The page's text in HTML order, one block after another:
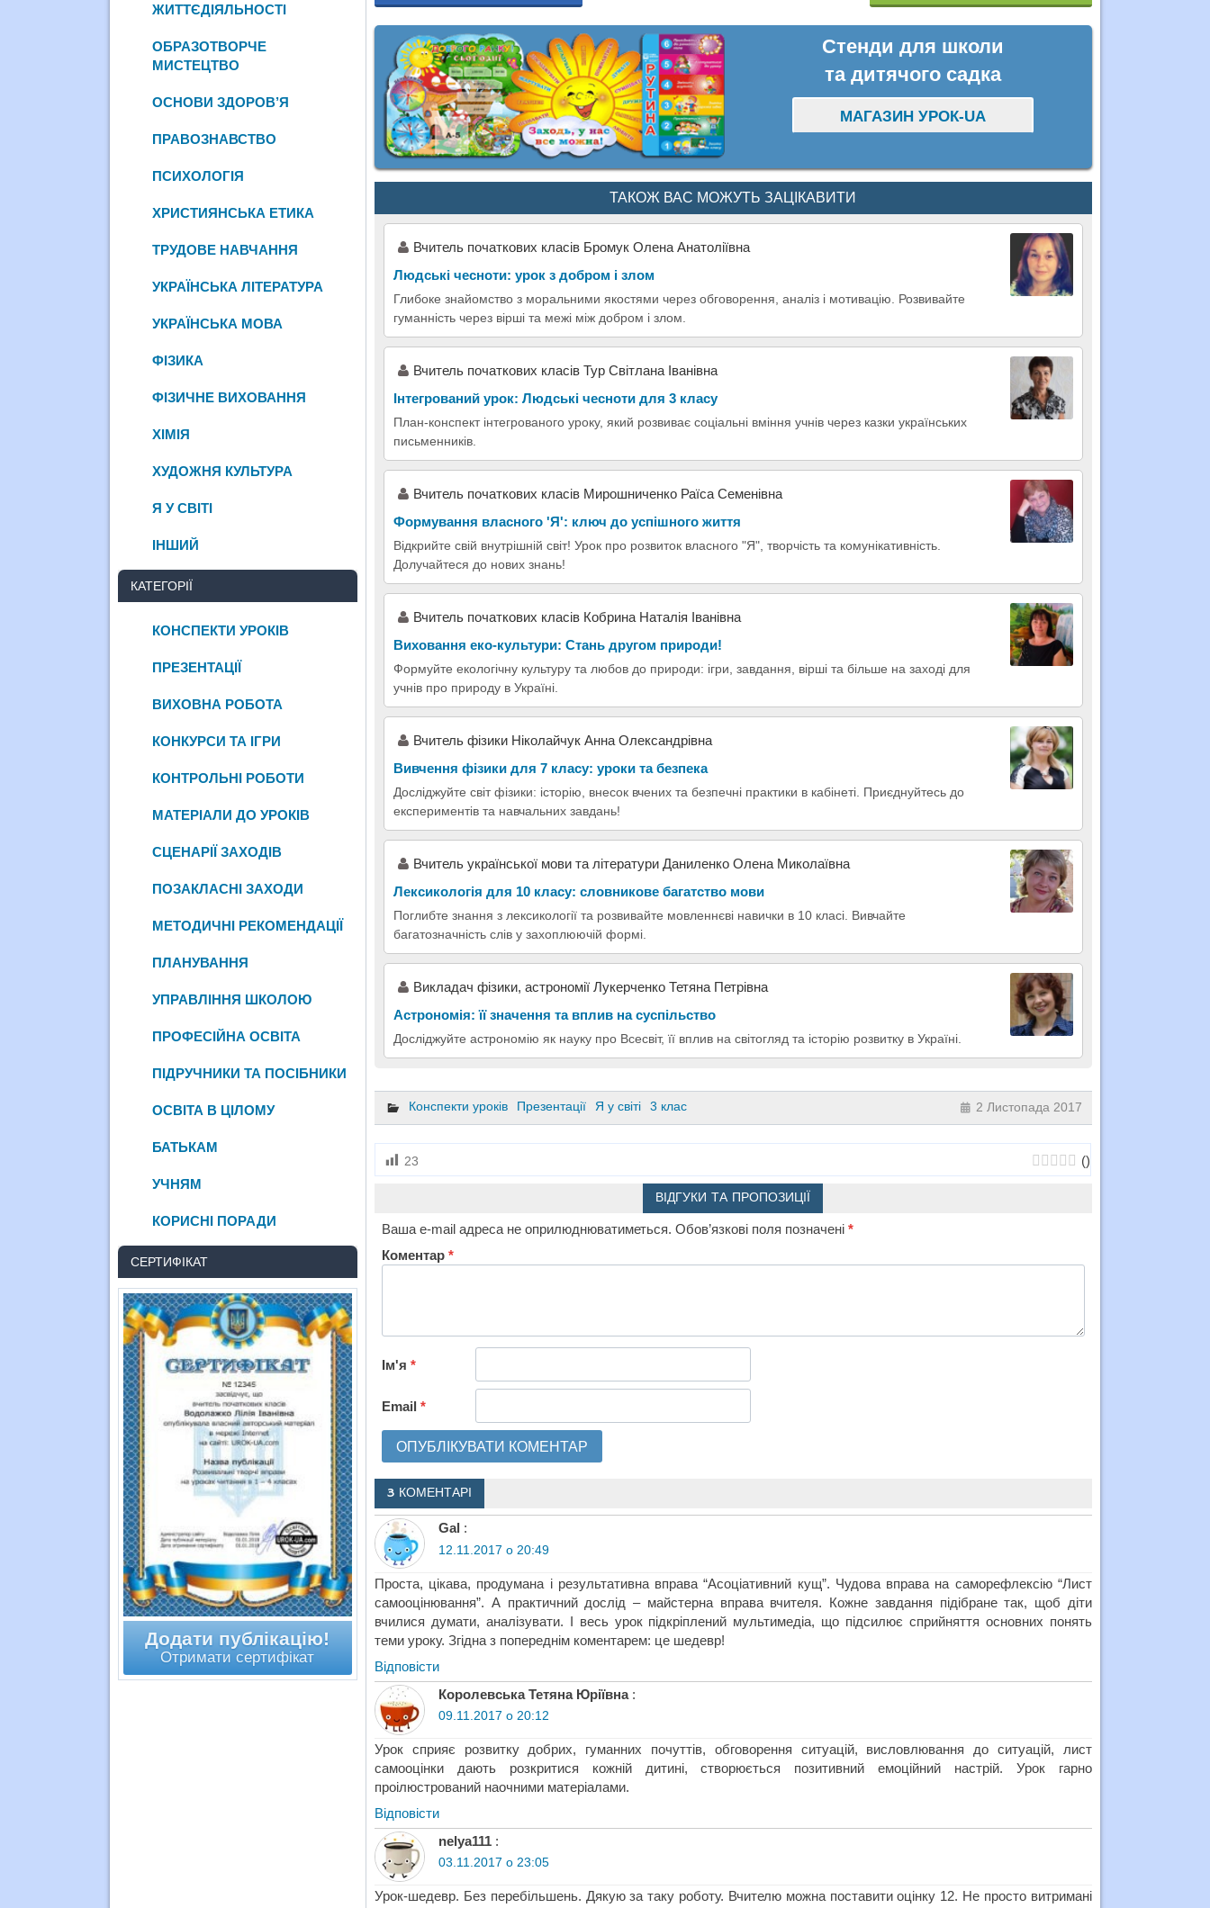
Стенди для школи
та дитячого садка
МАГАЗИН УРОК-UA
ТАКОЖ ВАС МОЖУТЬ ЗАЦІКАВИТИ
Вчитель початкових класів Бромук Олена Анатоліївна
Людські чесноти: урок з добром і злом
Глибоке знайомство з моральними якостями через обговорення, аналіз і мотивацію. Розвивайте
гуманність через вірші та межі між добром і злом.
Вчитель початкових класів Тур Світлана Іванівна
Інтегрований урок: Людські чесноти для 3 класу
План-конспект інтегрованого уроку, який розвиває соціальні вміння учнів через казки українських
письменників.
Вчитель початкових класів Мирошниченко Раїса Семенівна
Формування власного 'Я': ключ до успішного життя
Відкрийте свій внутрішній світ! Урок про розвиток власного "Я", творчість та комунікативність.
Долучайтеся до нових знань!
Вчитель початкових класів Кобрина Наталія Іванівна
Виховання еко-культури: Стань другом природи!
Формуйте екологічну культуру та любов до природи: ігри, завдання, вірші та більше на заході для
учнів про природу в Україні.
Вчитель фізики Ніколайчук Анна Олександрівна
Вивчення фізики для 7 класу: уроки та безпека
Досліджуйте світ фізики: історію, внесок вчених та безпечні практики в кабінеті. Приєднуйтесь до
експериментів та навчальних завдань!
Вчитель української мови та літератури Даниленко Олена Миколаївна
Лексикологія для 10 класу: словникове багатство мови
Поглибте знання з лексикології та розвивайте мовленнєві навички в 10 класі. Вивчайте
багатозначність слів у захоплюючій формі.
Викладач фізики, астрономії Лукерченко Тетяна Петрівна
Астрономія: її значення та вплив на суспільство
Досліджуйте астрономію як науку про Всесвіт, її вплив на світогляд та історію розвитку в Україні.
Конспекти уроків Презентації Я у світі 3 клас 2 Листопада 2017
23 ()
ВІДГУКИ ТА ПРОПОЗИЦІЇ
Ваша e-mail адреса не оприлюднюватиметься. Обов’язкові поля позначені *
Коментар *
Ім'я *
Email *
3 КОМЕНТАРІ
Gal :
12.11.2017 о 20:49
Проста, цікава, продумана і результативна вправа “Асоціативний кущ”. Чудова вправа на саморефлексію “Лист
самооцінювання”. А практичний дослід – майстерна вправа вчителя. Кожне завдання підібране так, щоб діти
вчилися думати, аналізувати. І весь урок підкріплений мультимедіа, що підсилює сприйняття основних понять
теми уроку. Згідна з попереднім коментарем: це шедевр!
Відповіcти
Королевська Тетяна Юріївна :
09.11.2017 о 20:12
Урок сприяє розвитку добрих, гуманних почуттів, обговорення ситуацій, висловлювання до ситуацій, лист
самооцінки дають розкритися кожній дитині, створюється позитивний емоційний настрій. Урок гарно
проілюстрований наочними матеріалами.
Відповіcти
nelya111 :
03.11.2017 о 23:05
Урок-шедевр. Без перебільшень. Дякую за таку роботу. Вчителю можна поставити оцінку 12. Не просто витримані
ЖИТТЄДІЯЛЬНОСТІ
ОБРАЗОТВОРЧЕ
МИСТЕЦТВО
ОСНОВИ ЗДОРОВ’Я
ПРАВОЗНАВСТВО
ПСИХОЛОГІЯ
ХРИСТИЯНСЬКА ЕТИКА
ТРУДОВЕ НАВЧАННЯ
УКРАЇНСЬКА ЛІТЕРАТУРА
УКРАЇНСЬКА МОВА
ФІЗИКА
ФІЗИЧНЕ ВИХОВАННЯ
ХІМІЯ
ХУДОЖНЯ КУЛЬТУРА
Я У СВІТІ
ІНШИЙ
КАТЕГОРІЇ
КОНСПЕКТИ УРОКІВ
ПРЕЗЕНТАЦІЇ
ВИХОВНА РОБОТА
КОНКУРСИ ТА ІГРИ
КОНТРОЛЬНІ РОБОТИ
МАТЕРІАЛИ ДО УРОКІВ
СЦЕНАРІЇ ЗАХОДІВ
ПОЗАКЛАСНІ ЗАХОДИ
МЕТОДИЧНІ РЕКОМЕНДАЦІЇ
ПЛАНУВАННЯ
УПРАВЛІННЯ ШКОЛОЮ
ПРОФЕСІЙНА ОСВІТА
ПІДРУЧНИКИ ТА ПОСІБНИКИ
ОСВІТА В ЦІЛОМУ
БАТЬКАМ
УЧНЯМ
КОРИСНІ ПОРАДИ
СЕРТИФІКАТ
Додати публікацію!
Отримати сертифікат